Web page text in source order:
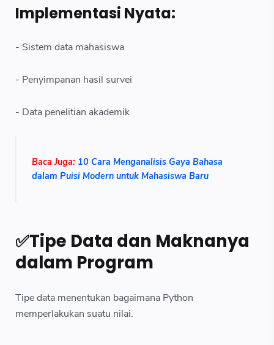
Implementasi Nyata:
- Sistem data mahasiswa
- Penyimpanan hasil survei
- Data penelitian akademik
Baca Juga: 10 Cara Menganalisis Gaya Bahasa
dalam Puisi Modern untuk Mahasiswa Baru
✅Tipe Data dan Maknanya
dalam Program
Tipe data menentukan bagaimana Python
memperlakukan suatu nilai.